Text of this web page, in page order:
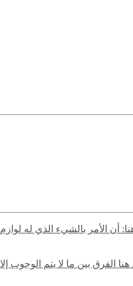
الأمر بالشيء الذي له